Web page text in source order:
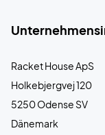
Racket House ApS
Holkebjergvej 120
5250 Odense SV
Dänemark